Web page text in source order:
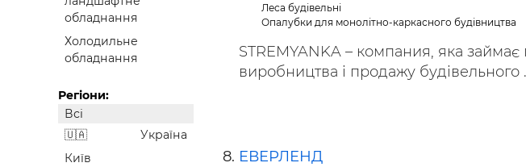
обладнання
Холодильне
обладнання
Регіони:
Всі
Україна
Київ
Леса будівельні
Опалубки для монолітно-каркасного будівництва
STREMYANKA – компания, яка займає
виробництва і продажу будівельного
ЕВЕРЛЕНД